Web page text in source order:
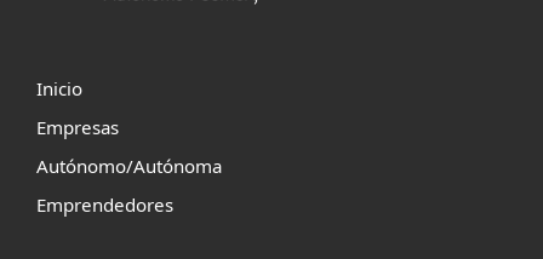
Inicio
Empresas
Autónomo/Autónoma
Emprendedores